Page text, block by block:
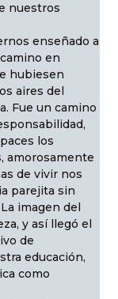
nuestros
enseñado a
en
hubiesen
aires del
Fue un camino
los
amorosamente
de vivir nos
parejita sin
imagen del
y así llegó el
de
educación,
como